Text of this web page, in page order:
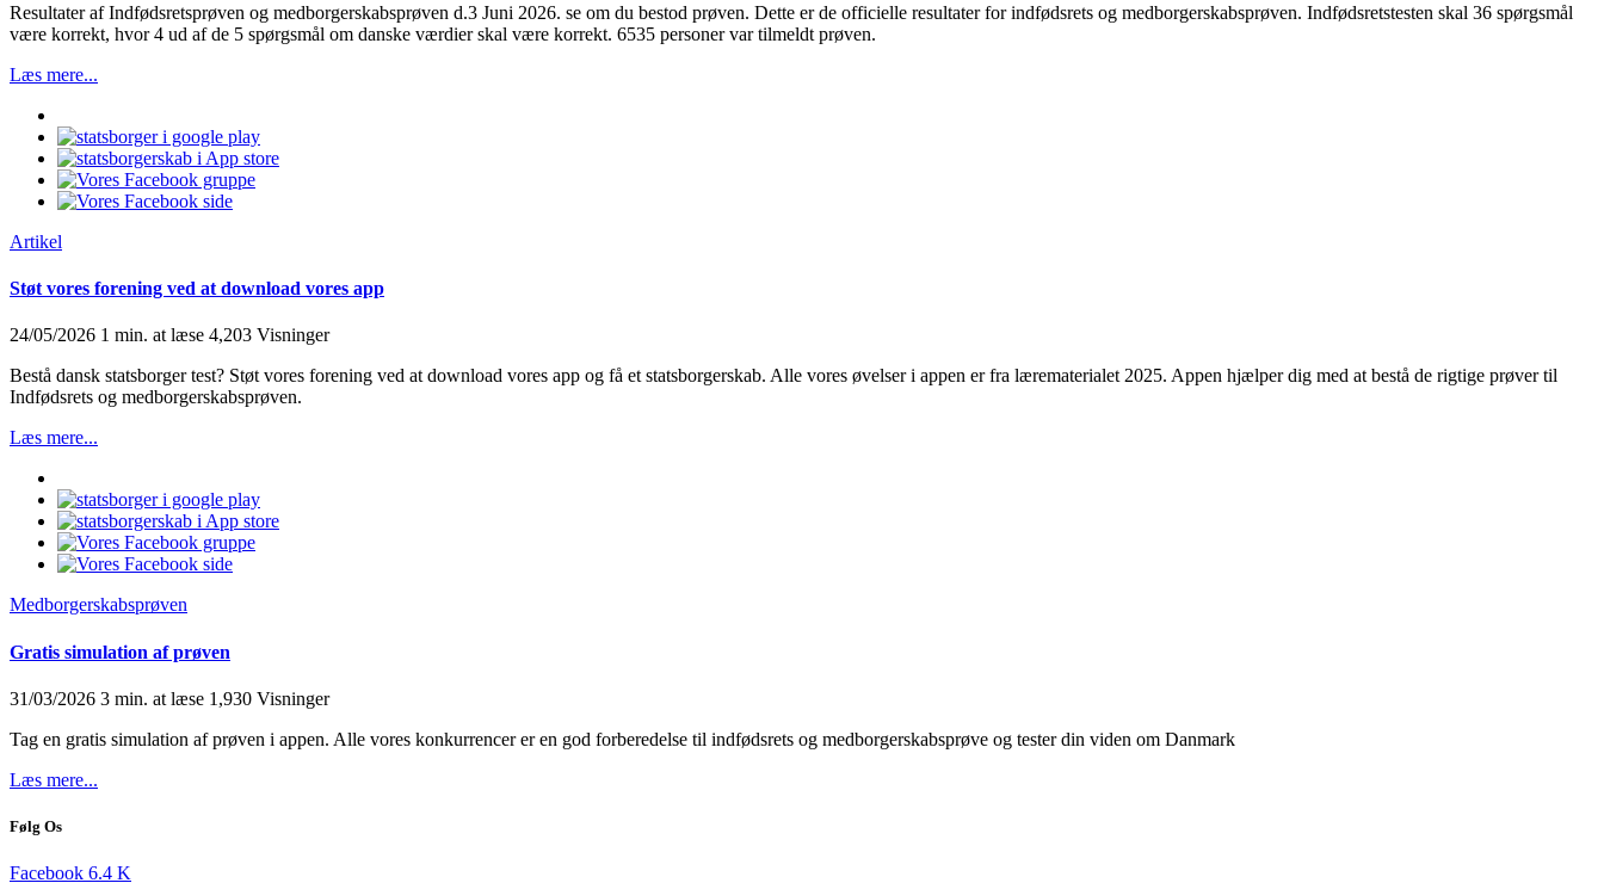
Resultater af Indfødsretsprøven og medborgerskabsprøven d.3 Juni 2026. se om du bestod prøven. Dette er de officielle resultater for indfødsrets og medborgerskabsprøven. Indfødsretstesten skal 36 spørgsmål
være korrekt, hvor 4 ud af de 5 spørgsmål om danske værdier skal være korrekt. 6535 personer var tilmeldt prøven.
Læs mere...
Artikel
Støt vores forening ved at download vores app
24/05/2026 1 min. at læse 4,203 Visninger
Bestå dansk statsborger test? Støt vores forening ved at download vores app og få et statsborgerskab. Alle vores øvelser i appen er fra lærematerialet 2025. Appen hjælper dig med at bestå de rigtige prøver til
Indfødsrets og medborgerskabsprøven.
Læs mere...
Medborgerskabsprøven
Gratis simulation af prøven
31/03/2026 3 min. at læse 1,930 Visninger
Tag en gratis simulation af prøven i appen. Alle vores konkurrencer er en god forberedelse til indfødsrets og medborgerskabsprøve og tester din viden om Danmark
Læs mere...
Følg Os
Facebook 6.4 K